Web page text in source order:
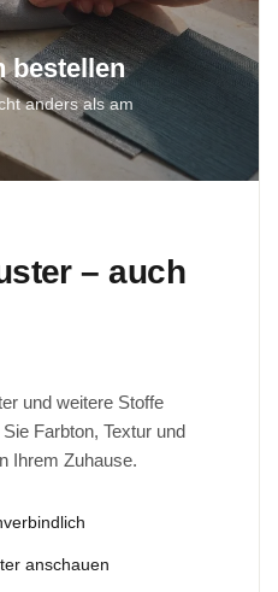
bestellen
anders als am
– auch
und weitere Stoffe
Farbton, Textur und
Ihrem Zuhause.
anschauen